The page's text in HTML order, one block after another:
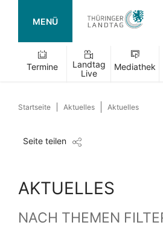
MENÜ
Termine
Landtag
Live
Mediathek
Startseite Aktuelles Aktuelles
Seite teilen
AKTUELLES
NACH THEMEN